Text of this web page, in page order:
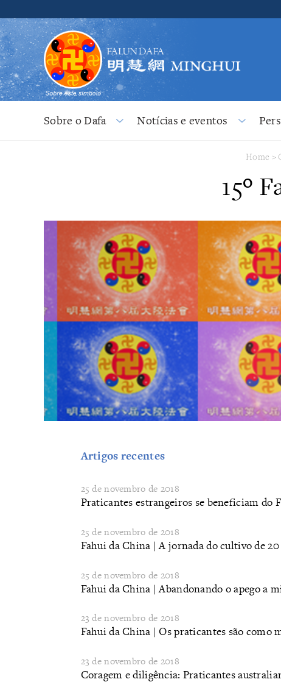
Sobre o Dafa Notícias e eventos
Home >
15º
Artigos recentes
25 de novembro de 2018
Praticantes estrangeiros se beneficiam do
25 de novembro de 2018
Fahui da China | A jornada do cultivo de
25 de novembro de 2018
Fahui da China | Abandonando o apego a
23 de novembro de 2018
Fahui da China | Os praticantes são como
23 de novembro de 2018
Coragem e diligência: Praticantes